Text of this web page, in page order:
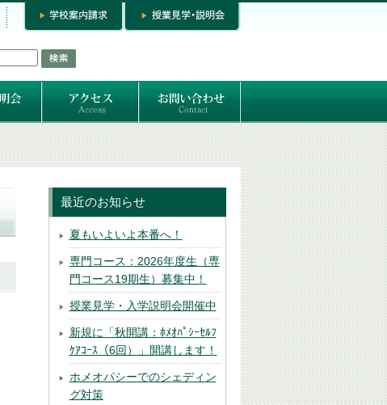
お問い合わせ
専門コースお問い合わせ
専門コース入学お申し込み
個人セッション
最近のお知らせ
夏もいよいよ本番へ！
専門コース：2026年度生（専
門コース19期生）募集中！
授業見学・入学説明会開催中
新規に「秋開講：ﾎﾒｵﾊﾟｼｰｾﾙﾌ
ｹｱｺｰｽ（6回）」開講します！
ホメオパシーでのシェディン
グ対策